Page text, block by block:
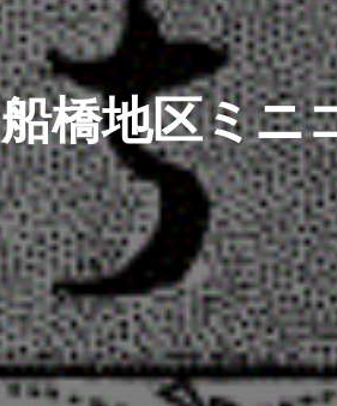
船橋地区ミニ